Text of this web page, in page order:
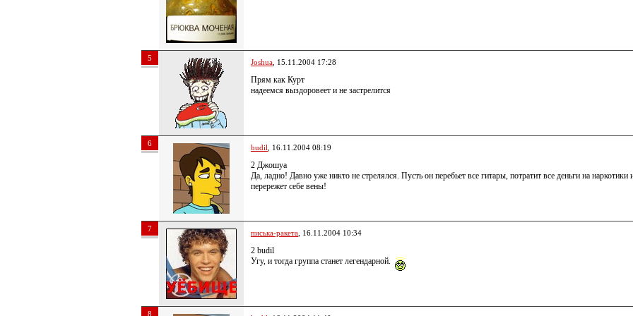
5 Joshua , 15.11.2004 17:28
Прям как Курт
надеемся выздоровеет и не застрелится
6 budil , 16.11.2004 08:19
2 Джошуа
Да, ладно! Давно уже никто не стрелялся. Пусть он перебьет все гитары, потратит все деньги на
перережет себе вены!
7 писька-ракета , 16.11.2004 10:34
2 budil
Угу, и тогда группа станет легендарной.
8